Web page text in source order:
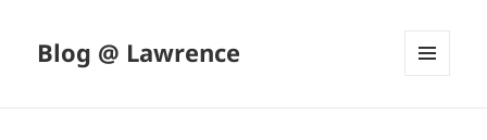
Blog @ Lawrence